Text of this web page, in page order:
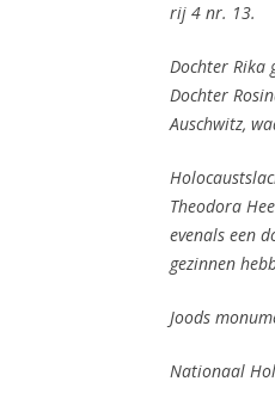
rij 4 nr. 13.
Dochter Rika
Dochter
Auschwitz,
Theodora
evenals een
gezinnen
Joods
Nationaal